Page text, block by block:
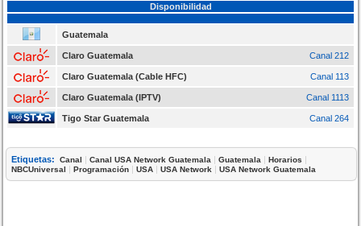
Disponibilidad
Guatemala
Claro Guatemala Canal 212
Claro Guatemala (Cable HFC) Canal 113
Claro Guatemala (IPTV) Canal 1113
Tigo Star Guatemala Canal 264
Etiquetas: Canal |Canal USA Network Guatemala |Guatemala |Horarios |
NBCUniversal |Programación |USA |USA Network |USA Network Guatemala